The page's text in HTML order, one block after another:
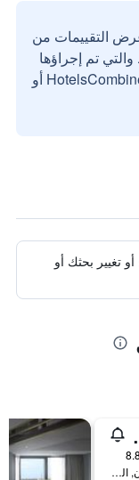
التقييمات من
تم إجراؤها
بواسطة مستخدمين حقيقيين مع HotelsCombined أو
تغيير بحثك أو
لاين
140 بارك لين، لندن،, لندن, المملكة المتحدة